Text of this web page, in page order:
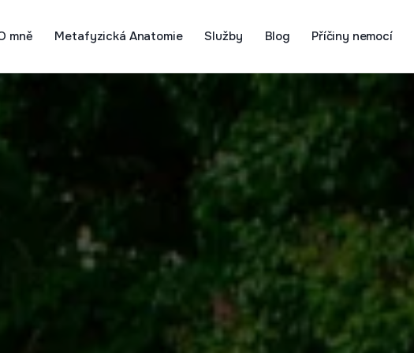
mně Metafyzická Anatomie Služby Blog Příčiny nemocí